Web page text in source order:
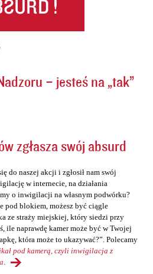
– jesteś na „tak”
zgłasza swój absurd
do naszej akcji i zgłosił nam swój
w internecie, na działania
o inwigilacji na własnym podwórku?
pod blokiem, możesz być ciągle
ze straży miejskiej, który siedzi przy
ile naprawdę kamer może być w Twojej
która może to ukazywać?”. Polecamy
pod kamerą, czyli inwigilacja z